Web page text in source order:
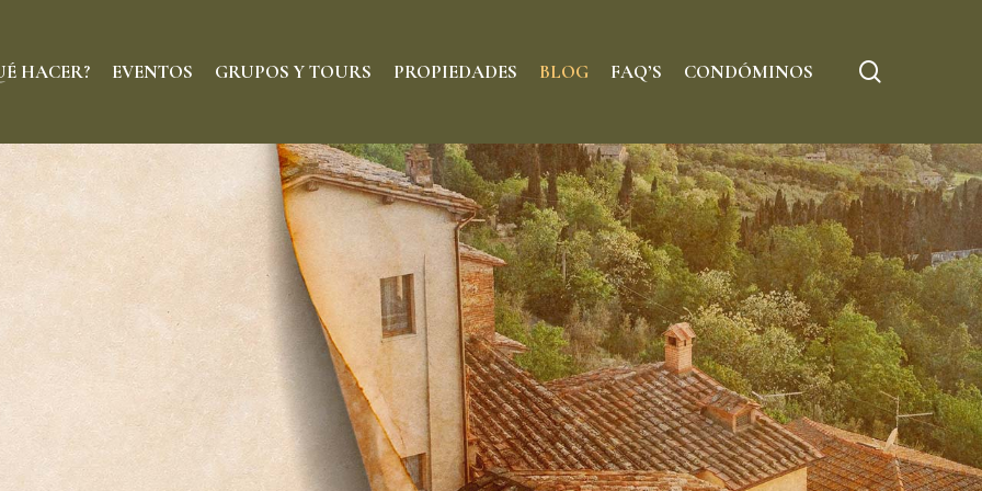
HACER?
RESTAURANTES
BARES
DELICATESSEN
ENTRETENIMIENTO
HOTELES
BOUTIQUES
BELLEZA
DECORACIÓN
ARTE
EVENTOS GRUPOS Y TOURS PROPIEDADES BLOG FAQ’S CONDÓMINOS